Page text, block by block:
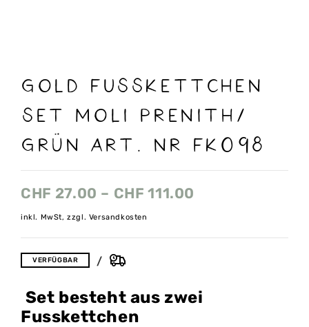
gold Fusskettchen
Set Moli prenith/
grün Art. nr FK098
CHF 27.00 – CHF 111.00
inkl. MwSt, zzgl. Versandkosten
VERFÜGBAR
Set besteht aus zwei
Fusskettchen